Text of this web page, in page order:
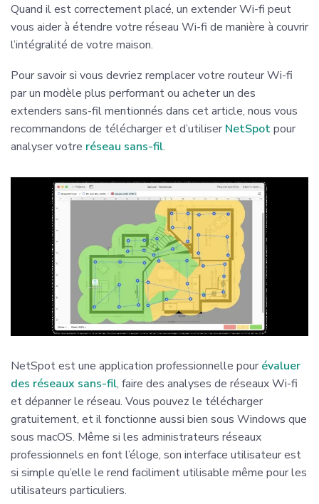
Quand il est correctement placé, un extender Wi-fi peut
vous aider à étendre votre réseau Wi-fi de manière à couvrir
l’intégralité de votre maison.
Pour savoir si vous devriez remplacer votre routeur Wi-fi
par un modèle plus performant ou acheter un des
extenders sans-fil mentionnés dans cet article, nous vous
recommandons de télécharger et d’utiliser NetSpotpour
analyser votre réseau sans-fil.
NetSpot est une application professionnelle pour évaluer
des réseaux sans-fil, faire des analyses de réseaux Wi-fi
et dépanner le réseau. Vous pouvez le télécharger
gratuitement, et il fonctionne aussi bien sous Windows que
sous macOS. Même si les administrateurs réseaux
professionnels en font l’éloge, son interface utilisateur est
si simple qu’elle le rend faciliment utilisable même pour les
utilisateurs particuliers.